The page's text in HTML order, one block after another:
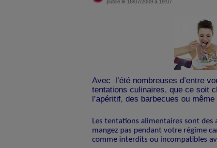
publié le 18/07/2009 à 19:07
Avec l’été nombreuses d’entre
tentations culinaires, que ce soit
l’apéritif, des barbecues ou
Les tentations alimentaires sont des
mangez pas pendant votre régime
comme interdits ou incompatibles